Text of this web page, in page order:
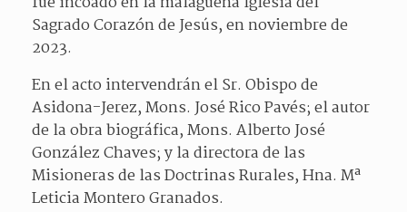
Sagrado Corazón de Jesús, en noviembre de
2023.
En el acto intervendrán el Sr. Obispo de
Asidona-Jerez, Mons. José Rico Pavés; el autor
de la obra biográfica, Mons. Alberto José
González Chaves; y la directora de las
Misioneras de las Doctrinas Rurales, Hna. Mª
Leticia Montero Granados.